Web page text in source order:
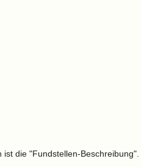
ist die "Fundstellen-